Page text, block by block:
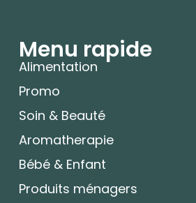
Menu rapide
Alimentation
Promo
Soin & Beauté
Aromatherapie
Bébé & Enfant
Produits ménagers